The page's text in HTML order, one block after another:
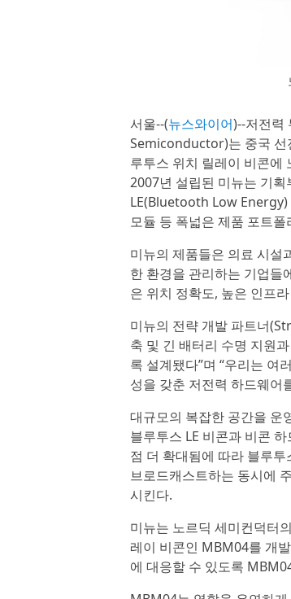
서울--(뉴스와이어)--저전력
Semiconductor)는 중국 선
루투스 위치 릴레이 비콘에
2007년 설립된 미뉴는 기
LE(Bluetooth Low Energy)
모듈 등 폭넓은 제품 포트
미뉴의 제품들은 의료 시설
한 환경을 관리하는 기업들
은 위치 정확도, 높은 인프
미뉴의 전략 개발 파트너
축 및 긴 배터리 수명 지원
록 설계됐다”며 “우리는 여
성을 갖춘 저전력 하드웨어
대규모의 복잡한 공간을 운
블루투스 LE 비콘과 비콘
점 더 확대됨에 따라 블루
브로드캐스트하는 동시에
시킨다.
미뉴는 노르딕 세미컨덕터
레이 비콘인 MBM04를 개
에 대응할 수 있도록